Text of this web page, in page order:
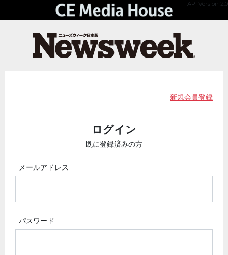
API Version 2.0
新規会員登録
ログイン
既に登録済みの方
メールアドレス
パスワード